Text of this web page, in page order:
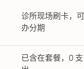
诊所现场刷卡，可
办分期
已含在套餐，0 支